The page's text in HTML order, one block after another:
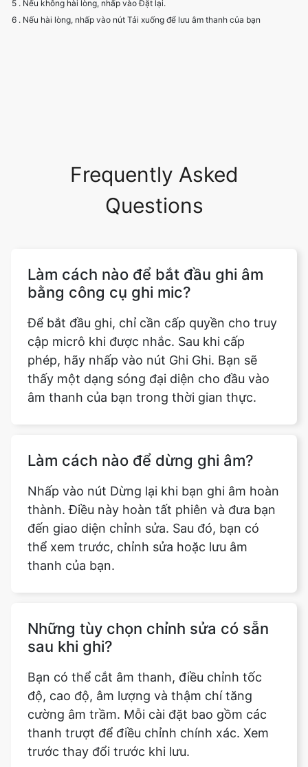
5 . Nếu không hài lòng, nhấp vào Đặt lại.
6 . Nếu hài lòng, nhấp vào nút Tải xuống để lưu âm thanh của bạn
Frequently Asked
Questions
Làm cách nào để bắt đầu ghi âm
bằng công cụ ghi mic?
Để bắt đầu ghi, chỉ cần cấp quyền cho truy
cập micrô khi được nhắc. Sau khi cấp
phép, hãy nhấp vào nút Ghi Ghi. Bạn sẽ
thấy một dạng sóng đại diện cho đầu vào
âm thanh của bạn trong thời gian thực.
Làm cách nào để dừng ghi âm?
Nhấp vào nút Dừng lại khi bạn ghi âm hoàn
thành. Điều này hoàn tất phiên và đưa bạn
đến giao diện chỉnh sửa. Sau đó, bạn có
thể xem trước, chỉnh sửa hoặc lưu âm
thanh của bạn.
Những tùy chọn chỉnh sửa có sẵn
sau khi ghi?
Bạn có thể cắt âm thanh, điều chỉnh tốc
độ, cao độ, âm lượng và thậm chí tăng
cường âm trầm. Mỗi cài đặt bao gồm các
thanh trượt để điều chỉnh chính xác. Xem
trước thay đổi trước khi lưu.